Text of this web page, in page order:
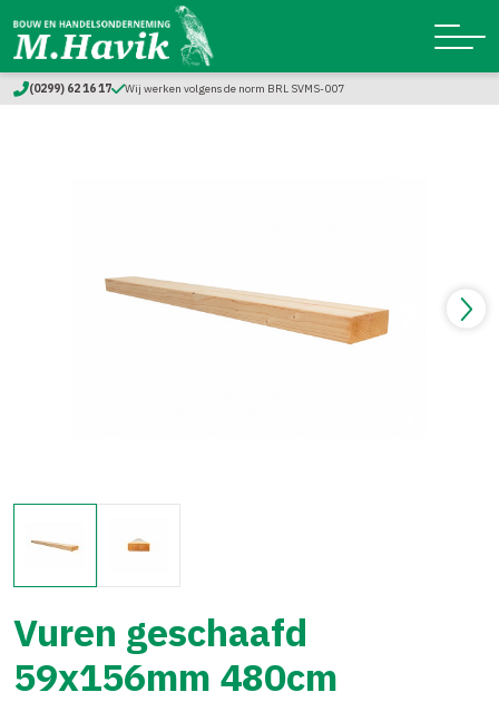
(0299) 62 16 17 Wij werken volgens de norm BRL SVMS-007
Vuren geschaafd
59x156mm 480cm